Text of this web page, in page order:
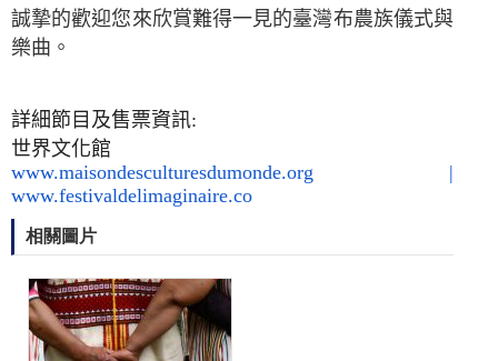
誠摯的歡迎您來欣賞難得一見的臺灣布農族儀式與
樂曲。
詳細節目及售票資訊:
世界文化館
www.maisondesculturesdumonde.org |
www.festivaldelimaginaire.co
相關圖片